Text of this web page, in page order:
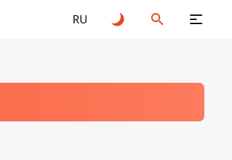
RU